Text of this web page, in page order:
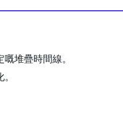
堆疊時間線。